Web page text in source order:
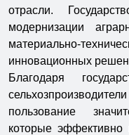
отрасли.
модернизации
материально-
инновационных
Благодаря
пользование
которые эффективно